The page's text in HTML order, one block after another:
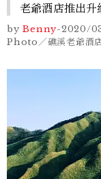
老爺酒店推出升
by Benny-2020/
Photo／礁溪老爺酒